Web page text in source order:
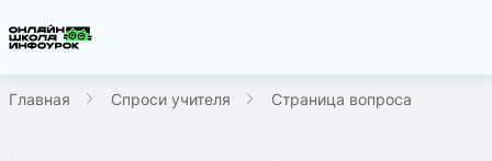
Главная Спроси учителя Страница вопроса